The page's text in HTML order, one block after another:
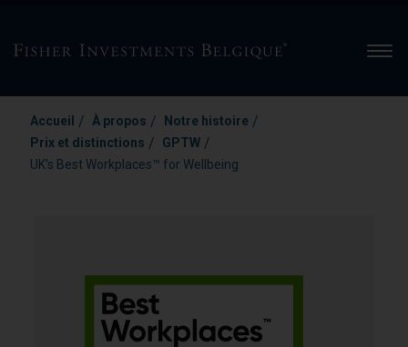
Accueil / À propos / Notre histoire /
Prix et distinctions / GPTW /
UK’s Best Workplaces™ for Wellbeing